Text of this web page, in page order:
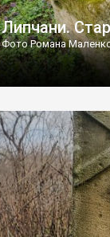
Липчани.
Фото Романа